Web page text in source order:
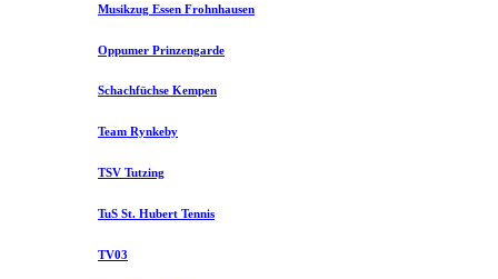
Musikzug Essen Frohnhausen
Oppumer Prinzengarde
Schachfüchse Kempen
Team Rynkeby
TSV Tutzing
TuS St. Hubert Tennis
TV03